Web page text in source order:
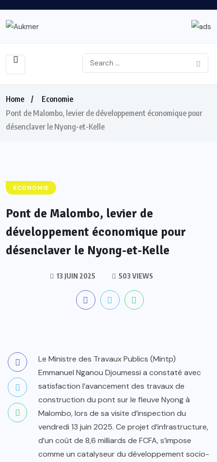
Home
Economie
Pont de Malombo, levier de développement économique pour
désenclaver le Nyong-et-Kelle
ECONOMIE
Pont de Malombo, levier de
développement économique pour
désenclaver le Nyong-et-Kelle
13 JUIN 2025 503 VIEWS
Le Ministre des Travaux Publics (Mintp)
Emmanuel Nganou Djoumessi a constaté avec
satisfaction l’avancement des travaux de
construction du pont sur le fleuve Nyong à
Malombo, lors de sa visite d’inspection du
vendredi 13 juin 2025. Ce projet d’infrastructure,
d’un coût de 8,6 milliards de FCFA, s’impose
comme un catalyseur du développement socio-